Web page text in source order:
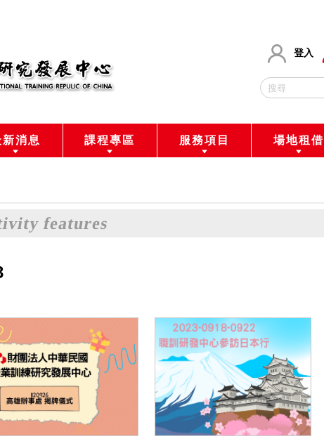
登入
新消息 課程專區 服務項目 場地租借
features